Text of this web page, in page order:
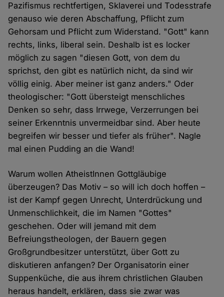
Pazifismus rechtfertigen, Sklaverei und Todesstrafe
genauso wie deren Abschaffung, Pflicht zum
Gehorsam und Pflicht zum Widerstand. "Gott" kann
rechts, links, liberal sein. Deshalb ist es locker
möglich zu sagen "diesen Gott, von dem du
sprichst, den gibt es natürlich nicht, da sind wir
völlig einig. Aber meiner ist ganz anders." Oder
theologischer: "Gott übersteigt menschliches
Denken so sehr, dass Irrwege, Verzerrungen bei
seiner Erkenntnis unvermeidbar sind. Aber heute
begreifen wir besser und tiefer als früher". Nagle
mal einen Pudding an die Wand!
Warum wollen AtheistInnen Gottgläubige
überzeugen? Das Motiv – so will ich doch hoffen –
ist der Kampf gegen Unrecht, Unterdrückung und
Unmenschlichkeit, die im Namen "Gottes"
geschehen. Oder will jemand mit dem
Befreiungstheologen, der Bauern gegen
Großgrundbesitzer unterstützt, über Gott zu
diskutieren anfangen? Der Organisatorin einer
Suppenküche, die aus ihrem christlichen Glauben
heraus handelt, erklären, dass sie zwar was